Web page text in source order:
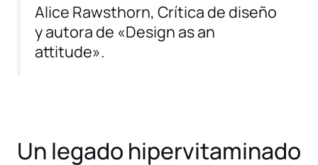
Alice Rawsthorn, Crítica de diseño
y autora de «Design as an
attitude».
Un legado hipervitaminado